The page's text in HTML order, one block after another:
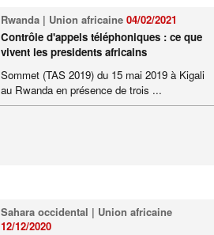
Rwanda | Union africaine 04/02/2021
Contrôle d'appels téléphoniques : ce que
vivent les presidents africains
Sommet (TAS 2019) du 15 mai 2019 à Kigali
au Rwanda en présence de trois ...
Sahara occidental | Union africaine
12/12/2020